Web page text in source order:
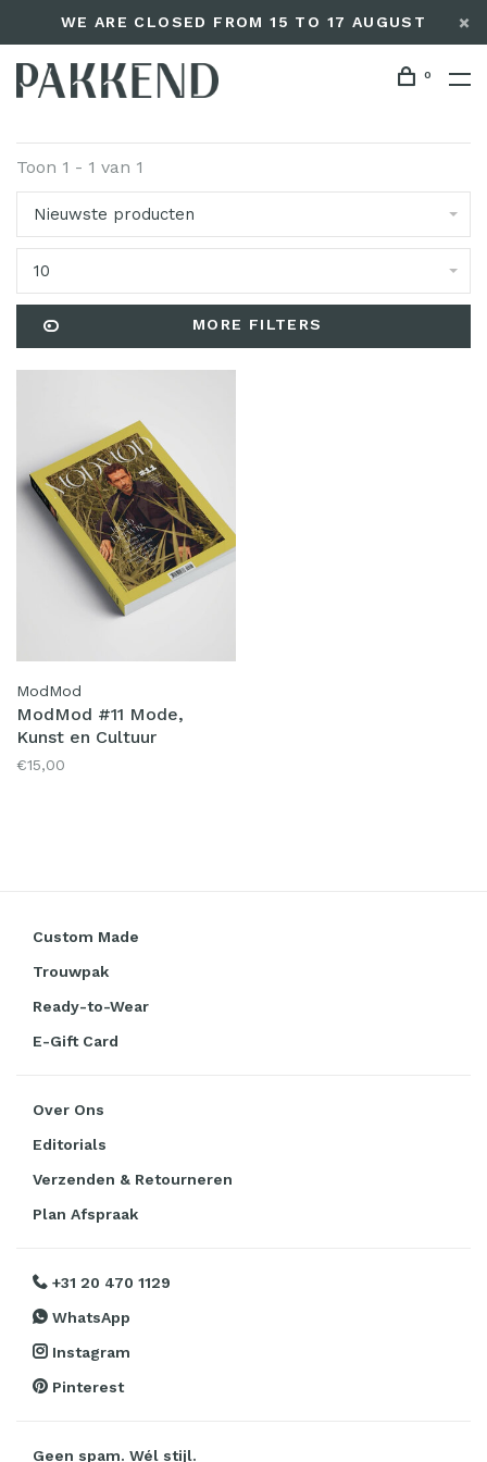
WE ARE CLOSED FROM 15 TO 17 AUGUST
0
Toon 1 - 1 van 1
Nieuwste producten
10
MORE FILTERS
ModMod
ModMod #11 Mode,
Kunst en Cultuur
€15,00
Custom Made
Trouwpak
Ready-to-Wear
E-Gift Card
Over Ons
Editorials
Verzenden & Retourneren
Plan Afspraak
+31 20 470 1129
WhatsApp
Instagram
Pinterest
Geen spam. Wél stijl.